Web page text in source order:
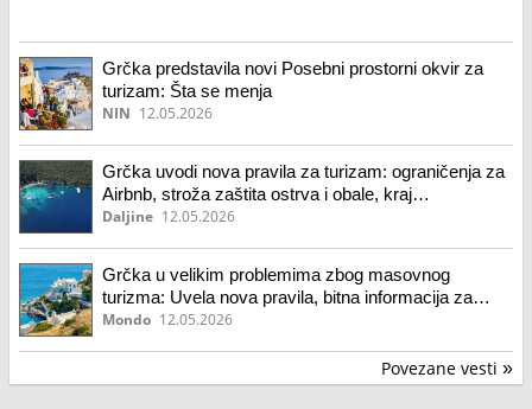
Grčka predstavila novi Posebni prostorni okvir za
turizam: Šta se menja
NIN 12.05.2026
Grčka uvodi nova pravila za turizam: ograničenja za
Airbnb, stroža zaštita ostrva i obale, kraj
nekontrolisane gradnje
Daljine 12.05.2026
Grčka u velikim problemima zbog masovnog
turizma: Uvela nova pravila, bitna informacija za
Srbe koji tamo putuju
Mondo 12.05.2026
Povezane vesti »